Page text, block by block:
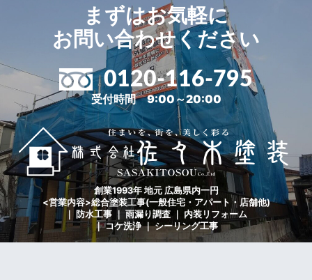
まずはお気軽に
お問い合わせください
0120-116-795
受付時間 9:00～20:00
創業1993年 地元 広島県内一円
<営業内容>総合塗装工事(一般住宅・アパート・店舗他)
｜ 防水工事 ｜ 雨漏り調査 ｜ 内装リフォーム
｜ コケ洗浄 ｜ シーリング工事